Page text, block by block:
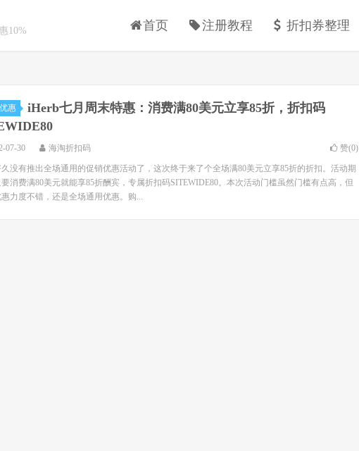
10%
首页 注册教程 折扣券整理
惠
iHerb七月周末特惠：消费满80美元立享85折，折扣码
07-30 海淘折扣码 赞(0)
久没有推出全场通用的促销优惠活动了，这次终于来了个全场满80美元立享85折的折扣。活动期
消费满80美元就能享85折酬宾，专属折扣码SITEWIDE80。本次活动门槛虽然门槛有点高，但
力度不错，还是全场通用优惠。购...